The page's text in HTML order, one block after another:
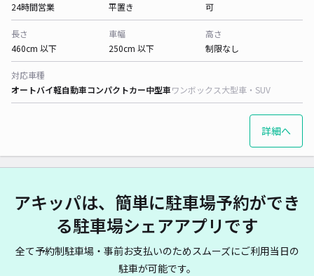
24時間営業
平置き
可
長さ
460cm 以下
車幅
250cm 以下
高さ
制限なし
対応車種
オートバイ軽自動車コンパクトカー中型車ワンボックス大型車・SUV
詳細へ
アキッパは、簡単に駐車場予約ができ
る駐車場シェアアプリです
全て予約制駐車場・事前お支払いのためスムーズにご利用当日の
駐車が可能です。